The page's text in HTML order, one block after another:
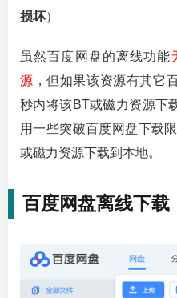
损坏）
虽然百度网盘的离线功能
源 ，但如果该资源有其它
秒内将该BT或磁力资源下
用一些突破百度网盘下载
或磁力资源下载到本地。
百度网盘离线下载